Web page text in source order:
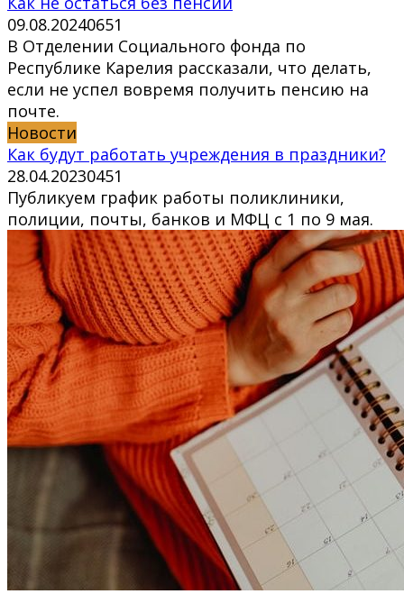
09.08.20240651
В Отделении Социального фонда по
Республике Карелия рассказали, что делать,
если не успел вовремя получить пенсию на
почте.
Новости
Как будут работать учреждения в праздники?
28.04.20230451
Публикуем график работы поликлиники,
полиции, почты, банков и МФЦ с 1 по 9 мая.